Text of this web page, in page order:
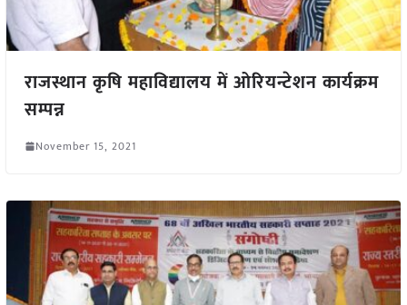
राजस्थान कृषि महाविद्यालय में ओरियन्टेशन कार्यक्रम
सम्पन्न
November 15, 2021